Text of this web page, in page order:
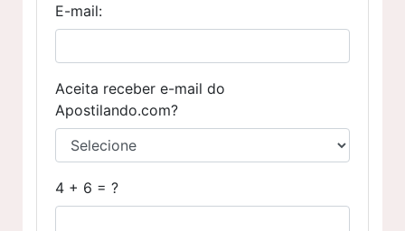
E-mail:
Aceita receber e-mail do
Apostilando.com?
4 + 6 = ?